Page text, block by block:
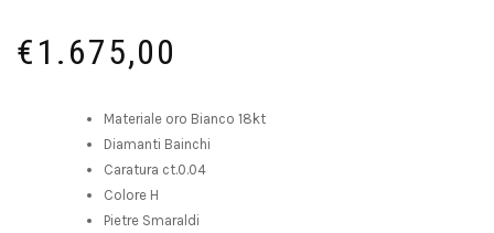
€1.675,00
Materiale oro Bianco 18kt
Diamanti Bainchi
Caratura ct.0.04
Colore H
Pietre Smaraldi